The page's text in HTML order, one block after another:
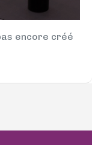
encore créé